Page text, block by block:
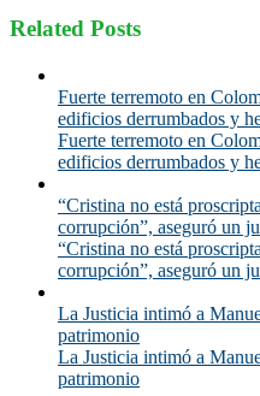
Related Posts
Fuerte terremoto en
edificios derrumbados y
Fuerte terremoto en
edificios derrumbados y
“Cristina no está
corrupción”, aseguró un
“Cristina no está
corrupción”, aseguró un
La Justicia intimó a
patrimonio
La Justicia intimó a
patrimonio